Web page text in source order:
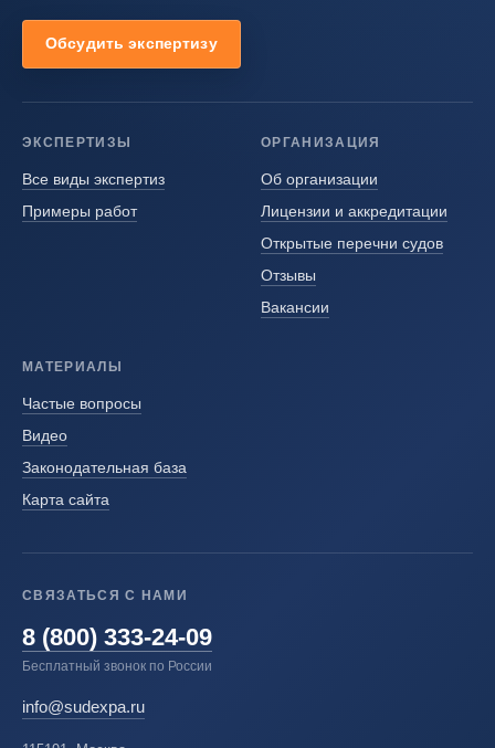
Обсудить экспертизу
ЭКСПЕРТИЗЫ
Все виды экспертиз
Примеры работ
ОРГАНИЗАЦИЯ
Об организации
Лицензии и аккредитации
Открытые перечни судов
Отзывы
Вакансии
МАТЕРИАЛЫ
Частые вопросы
Видео
Законодательная база
Карта сайта
СВЯЗАТЬСЯ С НАМИ
8 (800) 333-24-09
Бесплатный звонок по России
info@sudexpa.ru